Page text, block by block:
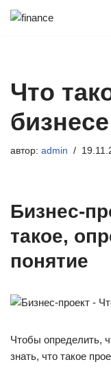
Что
бизнесе
автор: admin
Бизнес-
такое,
понятие
Чтобы определить,
знать, что такое